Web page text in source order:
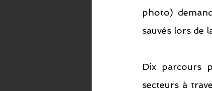
photo)
sauvés lors de
Dix parcours
secteurs à